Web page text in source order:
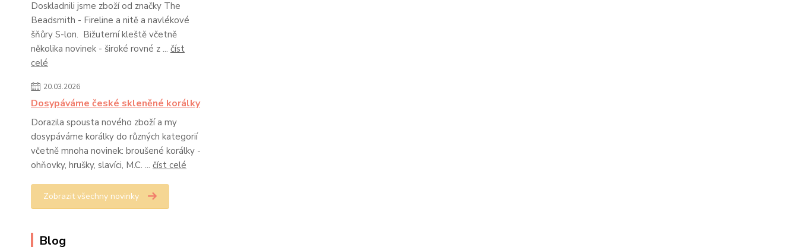
Doskladnili jsme zboží od značky The
Beadsmith - Fireline a nitě a navlékové
šňůry S-lon. Bižuterní kleště včetně
několika novinek - široké rovné z ... číst
celé
20.03.2026
Dosypáváme české skleněné korálky
Dorazila spousta nového zboží a my
dosypáváme korálky do různých kategorií
včetně mnoha novinek: broušené korálky -
ohňovky, hrušky, slavíci, M.C. ... číst celé
Zobrazit všechny novinky
Blog